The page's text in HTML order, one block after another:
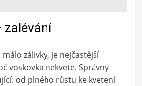
zalévání
zálivky, je nejčastější
voskovka nekvete. Správný
od plného růstu ke kvetení